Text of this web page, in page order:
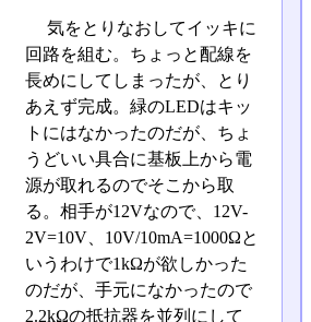
気をとりなおしてイッキに
回路を組む。ちょっと配線を
長めにしてしまったが、とり
あえず完成。緑のLEDはキッ
トにはなかったのだが、ちょ
うどいい具合に基板上から電
源が取れるのでそこから取
る。相手が12Vなので、12V-
2V=10V、10V/10mA=1000Ωと
いうわけで1kΩが欲しかった
のだが、手元になかったので
2.2kΩの抵抗器を並列にして